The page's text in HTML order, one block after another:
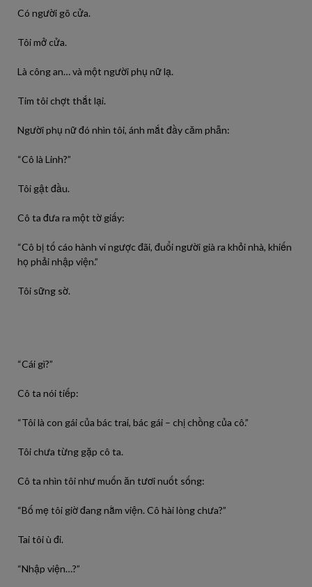
Có người gõ cửa.
Tôi mở cửa.
Là công an… và một người phụ nữ lạ.
Tim tôi chợt thắt lại.
Người phụ nữ đó nhìn tôi, ánh mắt đầy căm phẫn:
“Cô là Linh?”
Tôi gật đầu.
Cô ta đưa ra một tờ giấy:
“Cô bị tố cáo hành vi ngược đãi, đuổi người già ra khỏi nhà, khiến
họ phải nhập viện.”
Tôi sững sờ.
“Cái gì?”
Cô ta nói tiếp:
“Tôi là con gái của bác trai, bác gái – chị chồng của cô.”
Tôi chưa từng gặp cô ta.
Cô ta nhìn tôi như muốn ăn tươi nuốt sống:
“Bố mẹ tôi giờ đang nằm viện. Cô hài lòng chưa?”
Tai tôi ù đi.
“Nhập viện…?”